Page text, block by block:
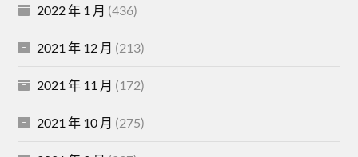
2022 年 1 月 (436)
2021 年 12 月 (213)
2021 年 11 月 (172)
2021 年 10 月 (275)